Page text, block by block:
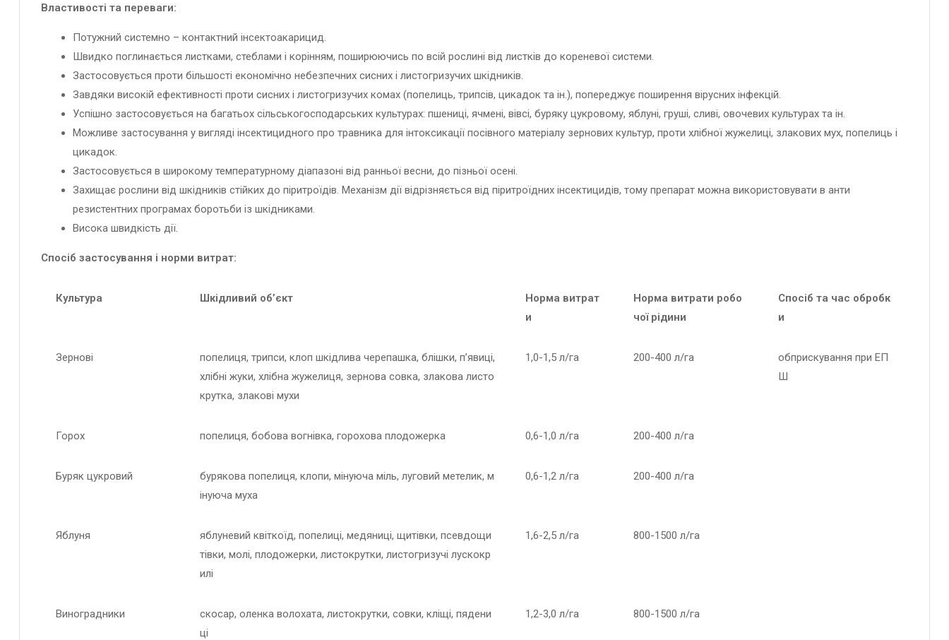
Властивості та переваги:
Потужний системно – контактний інсектоакарицид.
Швидко поглинається листками, стеблами і корінням, поширюючись по всій рослині від листків до кореневої системи.
Застосовується проти більшості економічно небезпечних сисних і листогризучих шкідників.
Завдяки високій ефективності проти сисних і листогризучих комах (попелиць, трипсів, цикадок та ін.), попереджує поширення вірусних інфекцій.
Успішно застосовується на багатьох сільськогосподарських культурах: пшениці, ячмені, вівсі, буряку цукровому, яблуні, груші, сливі, овочевих культурах та ін.
Можливе застосування у вигляді інсектицидного про травника для інтоксикації посівного матеріалу зернових культур, проти хлібної жужелиці, злакових мух, попелиць і
цикадок.
Застосовується в широкому температурному діапазоні від ранньої весни, до пізньої осені.
Захищає рослини від шкідників стійких до піритроїдів. Механізм дії відрізняється від піритроїдних інсектицидів, тому препарат можна використовувати в анти
резистентних програмах боротьби із шкідниками.
Висока швидкість дії.
Спосіб застосування і норми витрат:
Культура Шкідливий об’єкт
Норма витрат
и
Норма витрати робо
чої рідини
Спосіб та час обробк
и
Зернові
попелиця, трипси, клоп шкідлива черепашка, блішки, п’явиці,
хлібні жуки, хлібна жужелиця, зернова совка, злакова листо
крутка, злакові мухи
1,0-1,5 л/га 200-400 л/га
обприскування при ЕП
Ш
Горох попелиця, бобова вогнівка, горохова плодожерка 0,6-1,0 л/га 200-400 л/га
Буряк цукровий
бурякова попелиця, клопи, мінуюча міль, луговий метелик, м
інуюча муха
0,6-1,2 л/га 200-400 л/га
Яблуня
яблуневий квіткоїд, попелиці, медяниці, щитівки, псевдощи
тівки, молі, плодожерки, листокрутки, листогризучі лускокр
илі
1,6-2,5 л/га 800-1500 л/га
Виноградники
скосар, оленка волохата, листокрутки, совки, кліщі, пядени
ці
1,2-3,0 л/га 800-1500 л/га